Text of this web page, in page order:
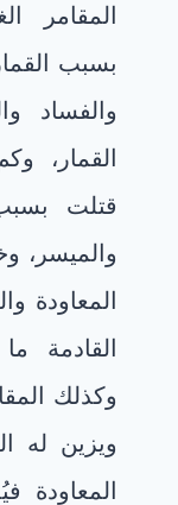
المقامر
بسبب
والفساد
القمار،
قتلت
والميسر،
المعاودة
القادمة
وكذلك
ويزين له
المعاودة